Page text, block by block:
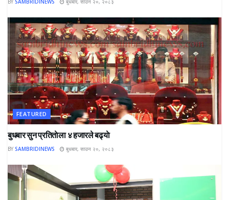
FEATURED
बुधबार सुन प्रतिताेला ४ हजारले बढ्याे
BY SAMBRIDINEWS बुधबार, साउन २०, २०८३